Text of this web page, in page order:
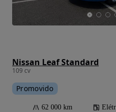
Nissan Leaf Standard
109 cv
Promovido
62 000 km